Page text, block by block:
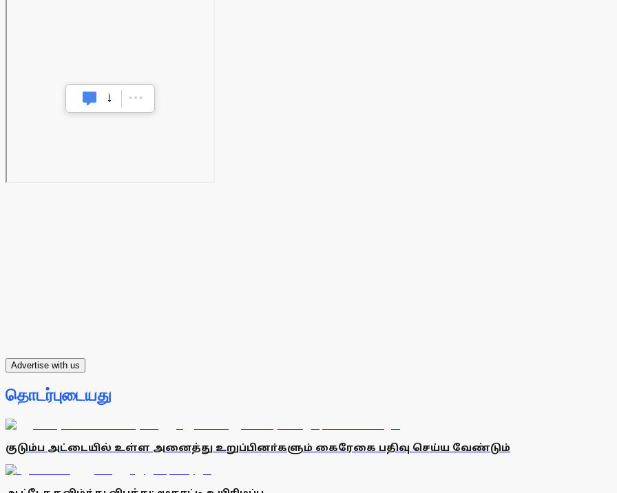
Advertise with us
தொடர்புடையது
குடும்ப அட்டையில் உள்ள அனைத்து உறுப்பினா்களும் கைரேகை பதிவு செய்ய வேண்டும்